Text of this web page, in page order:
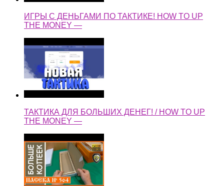
ИГРЫ С ДЕНЬГАМИ ПО ТАКТИКЕ! HOW TO UP
THE MONEY —
ТАКТИКА ДЛЯ БОЛЬШИХ ДЕНЕГ! / HOW TO UP
THE MONEY —